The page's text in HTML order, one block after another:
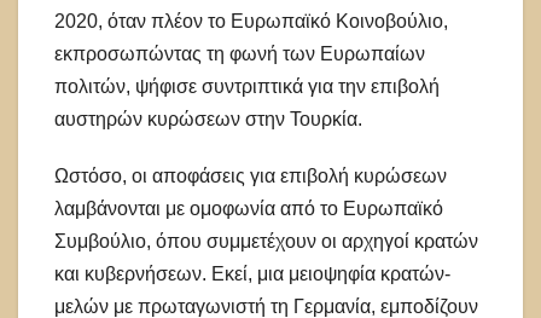
2020, όταν πλέον το Ευρωπαϊκό Κοινοβούλιο,
εκπροσωπώντας τη φωνή των Ευρωπαίων
πολιτών, ψήφισε συντριπτικά για την επιβολή
αυστηρών κυρώσεων στην Τουρκία.
Ωστόσο, οι αποφάσεις για επιβολή κυρώσεων
λαμβάνονται με ομοφωνία από το Ευρωπαϊκό
Συμβούλιο, όπου συμμετέχουν οι αρχηγοί κρατών
και κυβερνήσεων. Εκεί, μια μειοψηφία κρατών-
μελών με πρωταγωνιστή τη Γερμανία, εμποδίζουν